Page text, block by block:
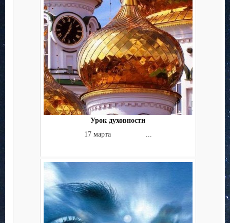
Урок духовности
17 марта ...